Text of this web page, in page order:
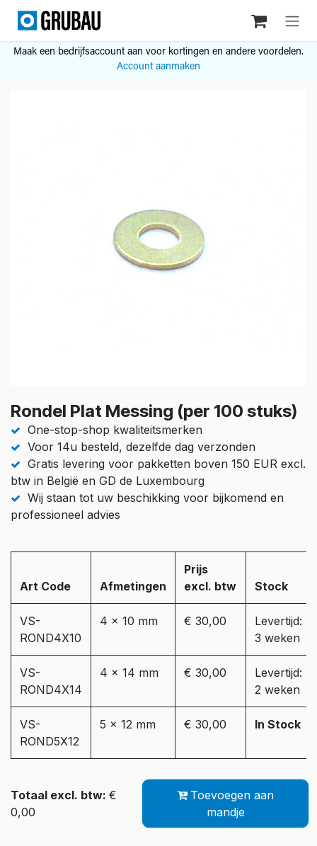
Overslaan naar inhoud
Maak een bedrijfsaccount aan voor kortingen en andere voordelen.
Account aanmaken
Rondel Plat Messing (per 100 stuks)
One-stop-shop kwaliteitsmerken
Voor 14u besteld, dezelfde dag verzonden
Gratis levering voor pakketten boven 150 EUR excl.
btw in België en GD de Luxembourg
Wij staan tot uw beschikking voor bijkomend en
professioneel advies
Art Code Afmetingen
Prijs
excl. btw
Stock
VS-
ROND4X10
4 x 10 mm € 30,00
Levertijd:
3 weken
VS-
ROND4X14
4 x 14 mm € 30,00
Levertijd:
2 weken
VS-
ROND5X12
5 x 12 mm € 30,00 In Stock
Totaal excl. btw: €
0,00
Toevoegen aan
mandje